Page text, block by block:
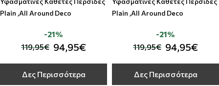
Plain ,All Around Deco
119,95€ 94,95€
-21%
Δες Περισσότερα
Plain ,All Around Deco
119,95€ 94,95€
-21%
Δες Περισσότερα